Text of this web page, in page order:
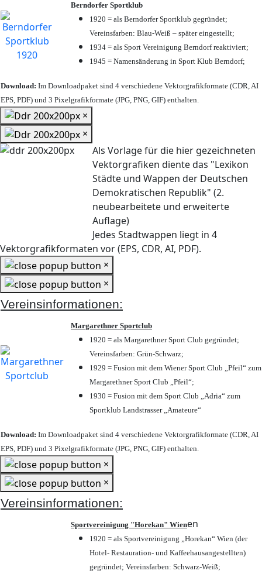
Berndorfer Sportklub
1920 = als Berndorfer Sportklub gegründet;
Vereinsfarben: Blau-Weiß – später eingestellt;
1934 = als Sport Vereinigung Berndorf reaktiviert;
1945 = Namensänderung in Sport Klub Berndorf;
Download: Im Downloadpaket sind 4 verschiedene Vektorgrafikformate (CDR, AI
EPS, PDF) und 3 Pixelgrafikformate (JPG, PNG, GIF) enthalten.
×
×
Als Vorlage für die hier gezeichneten
Vektorgrafiken diente das "Lexikon
Städte und Wappen der Deutschen
Demokratischen Republik" (2.
neubearbeitete und erweiterte
Auflage)
Jedes Stadtwappen liegt in 4
Vektorgrafikformaten vor (EPS, CDR, AI, PDF).
×
×
Vereinsinformationen:
Margarethner Sportclub
1920 = als Margarethner Sport Club gegründet;
Vereinsfarben: Grün-Schwarz;
1929 = Fusion mit dem Wiener Sport Club „Pfeil“ zum
Margarethner Sport Club „Pfeil“;
1930 = Fusion mit dem Sport Club „Adria“ zum
Sportklub Landstrasser „Amateure“
Download: Im Downloadpaket sind 4 verschiedene Vektorgrafikformate (CDR, AI
EPS, PDF) und 3 Pixelgrafikformate (JPG, PNG, GIF) enthalten.
×
×
Vereinsinformationen:
Sportvereinigung "Horekan" Wienen
1920 = als Sportvereinigung „Horekan“ Wien (der
Hotel- Restauration- und Kaffeehausangestellten)
gegründet; Vereinsfarben: Schwarz-Weiß;